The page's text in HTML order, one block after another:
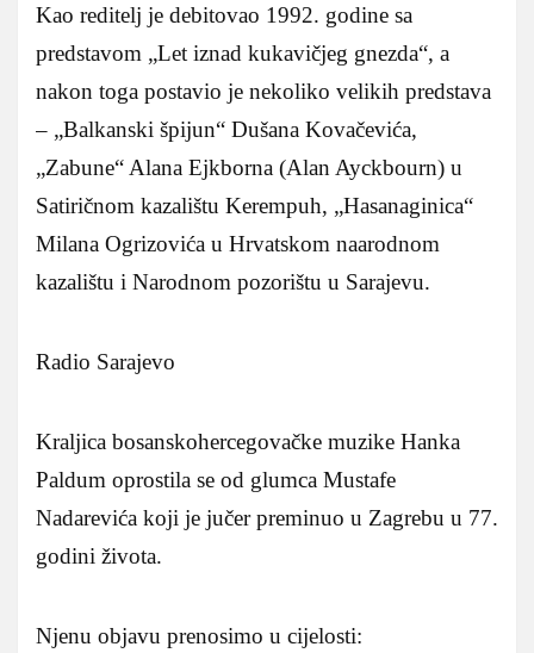
Kao reditelj je debitovao 1992. godine sa
predstavom „Let iznad kukavičjeg gnezda“, a
nakon toga postavio je nekoliko velikih predstava
– „Balkanski špijun“ Dušana Kovačevića,
„Zabune“ Alana Ejkborna (Alan Ayckbourn) u
Satiričnom kazalištu Kerempuh, „Hasanaginica“
Milana Ogrizovića u Hrvatskom naarodnom
kazalištu i Narodnom pozorištu u Sarajevu.
Radio Sarajevo
Kraljica bosanskohercegovačke muzike Hanka
Paldum oprostila se od glumca Mustafe
Nadarevića koji je jučer preminuo u Zagrebu u 77.
godini života.
Njenu objavu prenosimo u cijelosti: